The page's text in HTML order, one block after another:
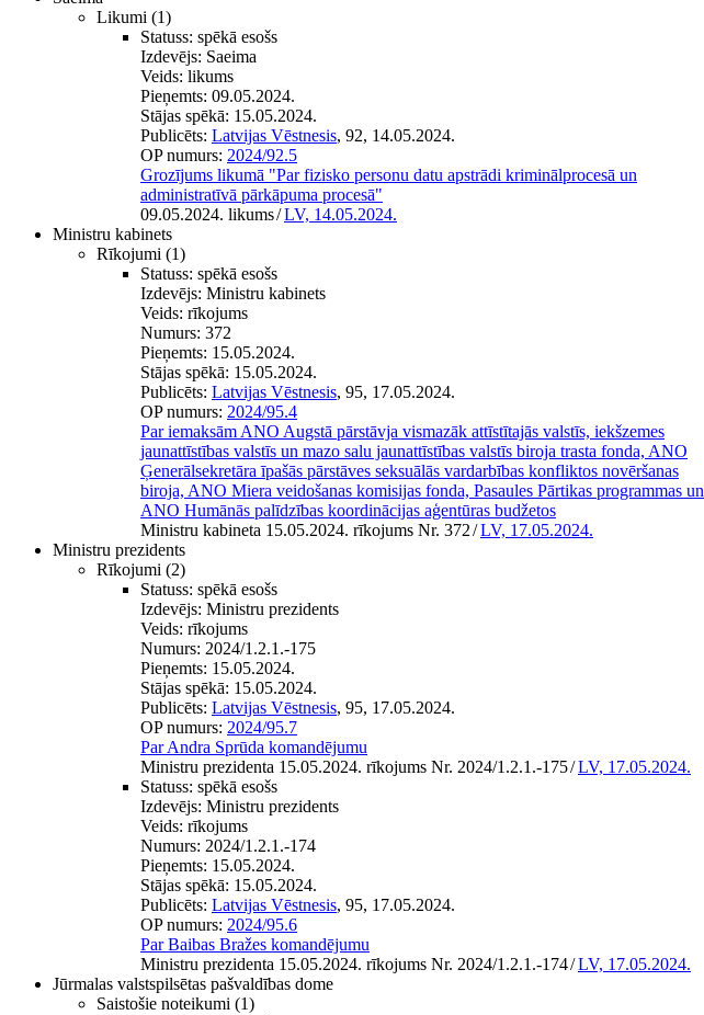
Likumi (1)
Statuss: spēkā esošs
Izdevējs: Saeima
Veids: likums
Pieņemts: 09.05.2024.
Stājas spēkā: 15.05.2024.
Publicēts: Latvijas Vēstnesis, 92, 14.05.2024.
OP numurs: 2024/92.5
Grozījums likumā "Par fizisko personu datu apstrādi kriminālprocesā un
administratīvā pārkāpuma procesā"
09.05.2024. likums/LV, 14.05.2024.
Ministru kabinets
Rīkojumi (1)
Statuss: spēkā esošs
Izdevējs: Ministru kabinets
Veids: rīkojums
Numurs: 372
Pieņemts: 15.05.2024.
Stājas spēkā: 15.05.2024.
Publicēts: Latvijas Vēstnesis, 95, 17.05.2024.
OP numurs: 2024/95.4
Par iemaksām ANO Augstā pārstāvja vismazāk attīstītajās valstīs, iekšzemes
jaunattīstības valstīs un mazo salu jaunattīstības valstīs biroja trasta fonda, ANO
Ģenerālsekretāra īpašās pārstāves seksuālās vardarbības konfliktos novēršanas
biroja, ANO Miera veidošanas komisijas fonda, Pasaules Pārtikas programmas un
ANO Humānās palīdzības koordinācijas aģentūras budžetos
Ministru kabineta 15.05.2024. rīkojums Nr. 372/LV, 17.05.2024.
Ministru prezidents
Rīkojumi (2)
Statuss: spēkā esošs
Izdevējs: Ministru prezidents
Veids: rīkojums
Numurs: 2024/1.2.1.-175
Pieņemts: 15.05.2024.
Stājas spēkā: 15.05.2024.
Publicēts: Latvijas Vēstnesis, 95, 17.05.2024.
OP numurs: 2024/95.7
Par Andra Sprūda komandējumu
Ministru prezidenta 15.05.2024. rīkojums Nr. 2024/1.2.1.-175/LV, 17.05.2024.
Statuss: spēkā esošs
Izdevējs: Ministru prezidents
Veids: rīkojums
Numurs: 2024/1.2.1.-174
Pieņemts: 15.05.2024.
Stājas spēkā: 15.05.2024.
Publicēts: Latvijas Vēstnesis, 95, 17.05.2024.
OP numurs: 2024/95.6
Par Baibas Bražes komandējumu
Ministru prezidenta 15.05.2024. rīkojums Nr. 2024/1.2.1.-174/LV, 17.05.2024.
Jūrmalas valstspilsētas pašvaldības dome
Saistošie noteikumi (1)